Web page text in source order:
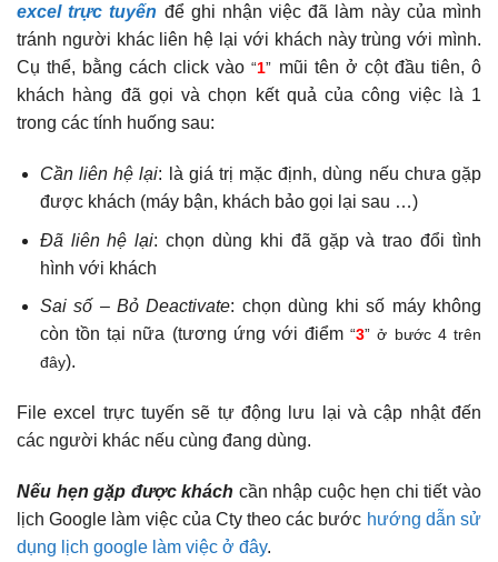
excel trực tuyến để ghi nhận việc đã làm này của mình
tránh người khác liên hệ lại với khách này trùng với mình.
Cụ thể, bằng cách click vào“1” mũi tên ở cột đầu tiên, ô
khách hàng đã gọi và chọn kết quả của công việc là 1
trong các tính huống sau:
Cần liên hệ lại: là giá trị mặc định, dùng nếu chưa gặp
được khách (máy bận, khách bảo gọi lại sau …)
Đã liên hệ lại: chọn dùng khi đã gặp và trao đổi tình
hình với khách
Sai số – Bỏ Deactivate: chọn dùng khi số máy không
còn tồn tại nữa (tương ứng với điểm“3” ở bước 4 trên
đây).
File excel trực tuyến sẽ tự động lưu lại và cập nhật đến
các người khác nếu cùng đang dùng.
Nếu hẹn gặp được khách cần nhập cuộc hẹn chi tiết vào
lịch Google làm việc của Cty theo các bước hướng dẫn sử
dụng lịch google làm việc ở đây.